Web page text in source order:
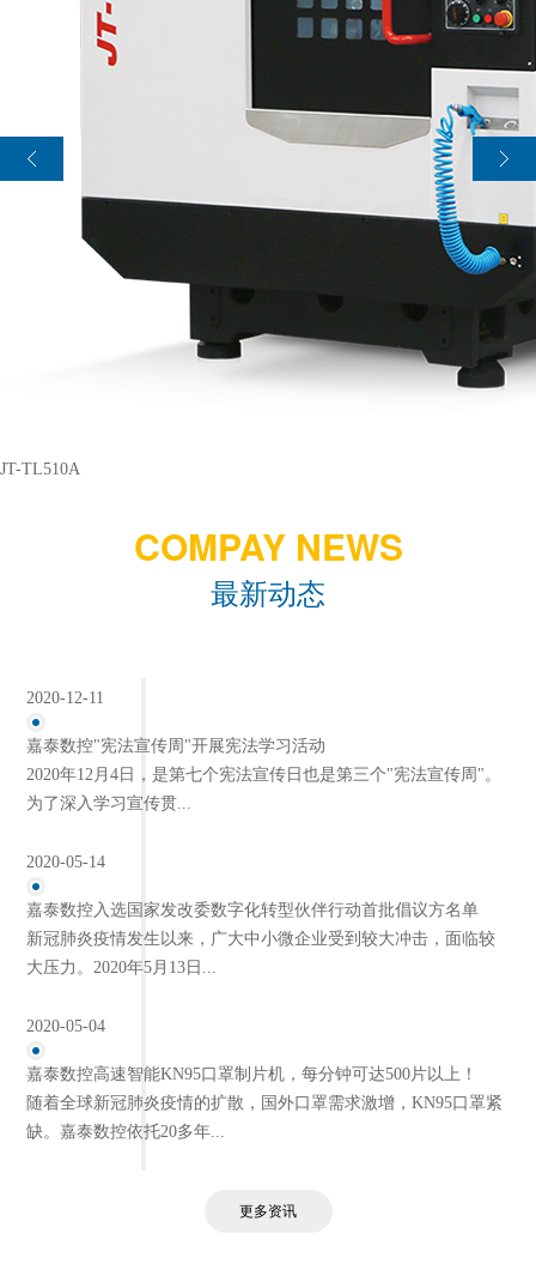
JT-TL510A
COMPAY NEWS
最新动态
2020-12-11
嘉泰数控"宪法宣传周"开展宪法学习活动
2020年12月4日，是第七个宪法宣传日也是第三个"宪法宣传周"。
为了深入学习宣传贯...
2020-05-14
嘉泰数控入选国家发改委数字化转型伙伴行动首批倡议方名单
新冠肺炎疫情发生以来，广大中小微企业受到较大冲击，面临较
大压力。2020年5月13日...
2020-05-04
嘉泰数控高速智能KN95口罩制片机，每分钟可达500片以上！
随着全球新冠肺炎疫情的扩散，国外口罩需求激增，KN95口罩紧
缺。嘉泰数控依托20多年...
更多资讯